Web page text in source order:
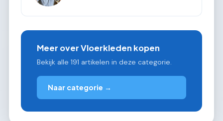
Meer over Vloerkleden kopen
Bekijk alle 191 artikelen in deze categorie.
Naar categorie →